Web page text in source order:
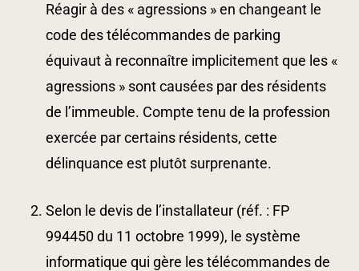
Réagir à des « agressions » en changeant le
code des télécommandes de parking
équivaut à reconnaître implicitement que les «
agressions » sont causées par des résidents
de l’immeuble. Compte tenu de la profession
exercée par certains résidents, cette
délinquance est plutôt surprenante.
Selon le devis de l’installateur (réf. : FP
994450 du 11 octobre 1999), le système
informatique qui gère les télécommandes de